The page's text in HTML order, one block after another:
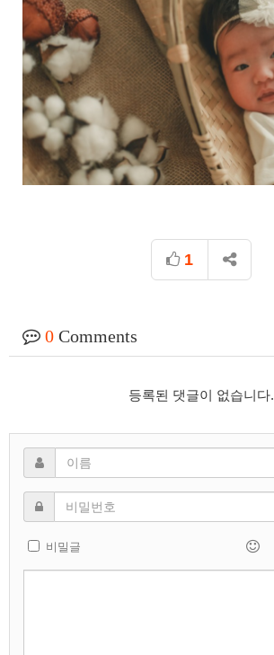
1
0 Comments
등록된 댓글이 없습니다.
비밀글